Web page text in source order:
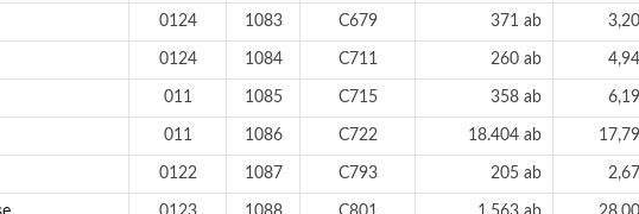
0124 1083 C679 371 ab
0124 1084 C711 260 ab
011 1085 C715 358 ab
011 1086 C722 18.404 ab
0122 1087 C793 205 ab